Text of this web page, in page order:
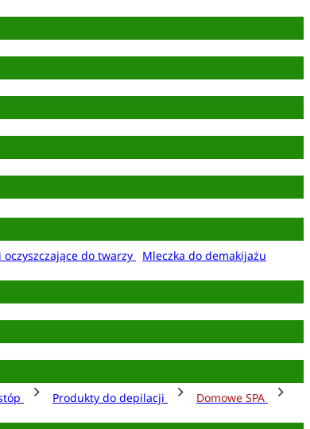
oczyszczające do twarzy
Mleczka do demakijażu
Produkty do depilacji
Domowe SPA